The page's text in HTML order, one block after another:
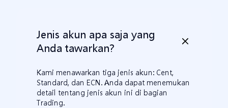
Jenis akun apa saja yang
Anda tawarkan?
Kami menawarkan tiga jenis akun: Cent,
Standard, dan ECN. Anda dapat menemukan
detail tentang jenis akun ini di bagian
Trading.